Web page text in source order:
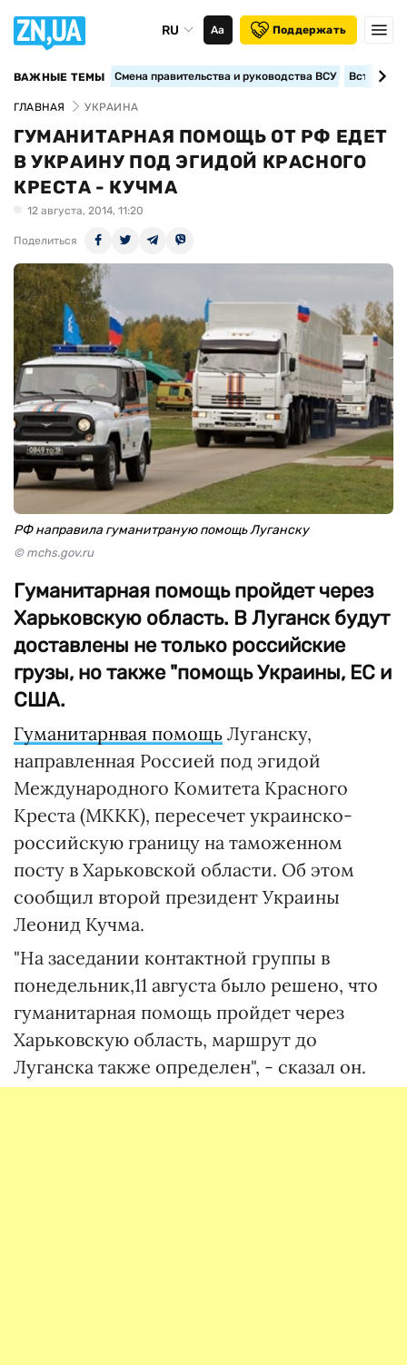
RU Аа Поддержать
ВАЖНЫЕ ТЕМЫ Смена правительства и руководства ВСУ
ГЛАВНАЯ УКРАИНА
ГУМАНИТАРНАЯ ПОМОЩЬ ОТ РФ ЕДЕТ
В УКРАИНУ ПОД ЭГИДОЙ КРАСНОГО
КРЕСТА - КУЧМА
12 августа, 2014, 11:20
Поделиться
РФ направила гуманитраную помощь Луганску
© mchs.gov.ru
Гуманитарная помощь пройдет через
Харьковскую область. В Луганск будут
доставлены не только российские
грузы, но также "помощь Украины, ЕС и
США.
Гуманитарнвая помощь Луганску,
направленная Россией под эгидой
Международного Комитета Красного
Креста (МККК), пересечет украинско-
российскую границу на таможенном
посту в Харьковской области. Об этом
сообщил второй президент Украины
Леонид Кучма.
"На заседании контактной группы в
понедельник,11 августа было решено, что
гуманитарная помощь пройдет через
Харьковскую область, маршрут до
Луганска также определен", - сказал он.